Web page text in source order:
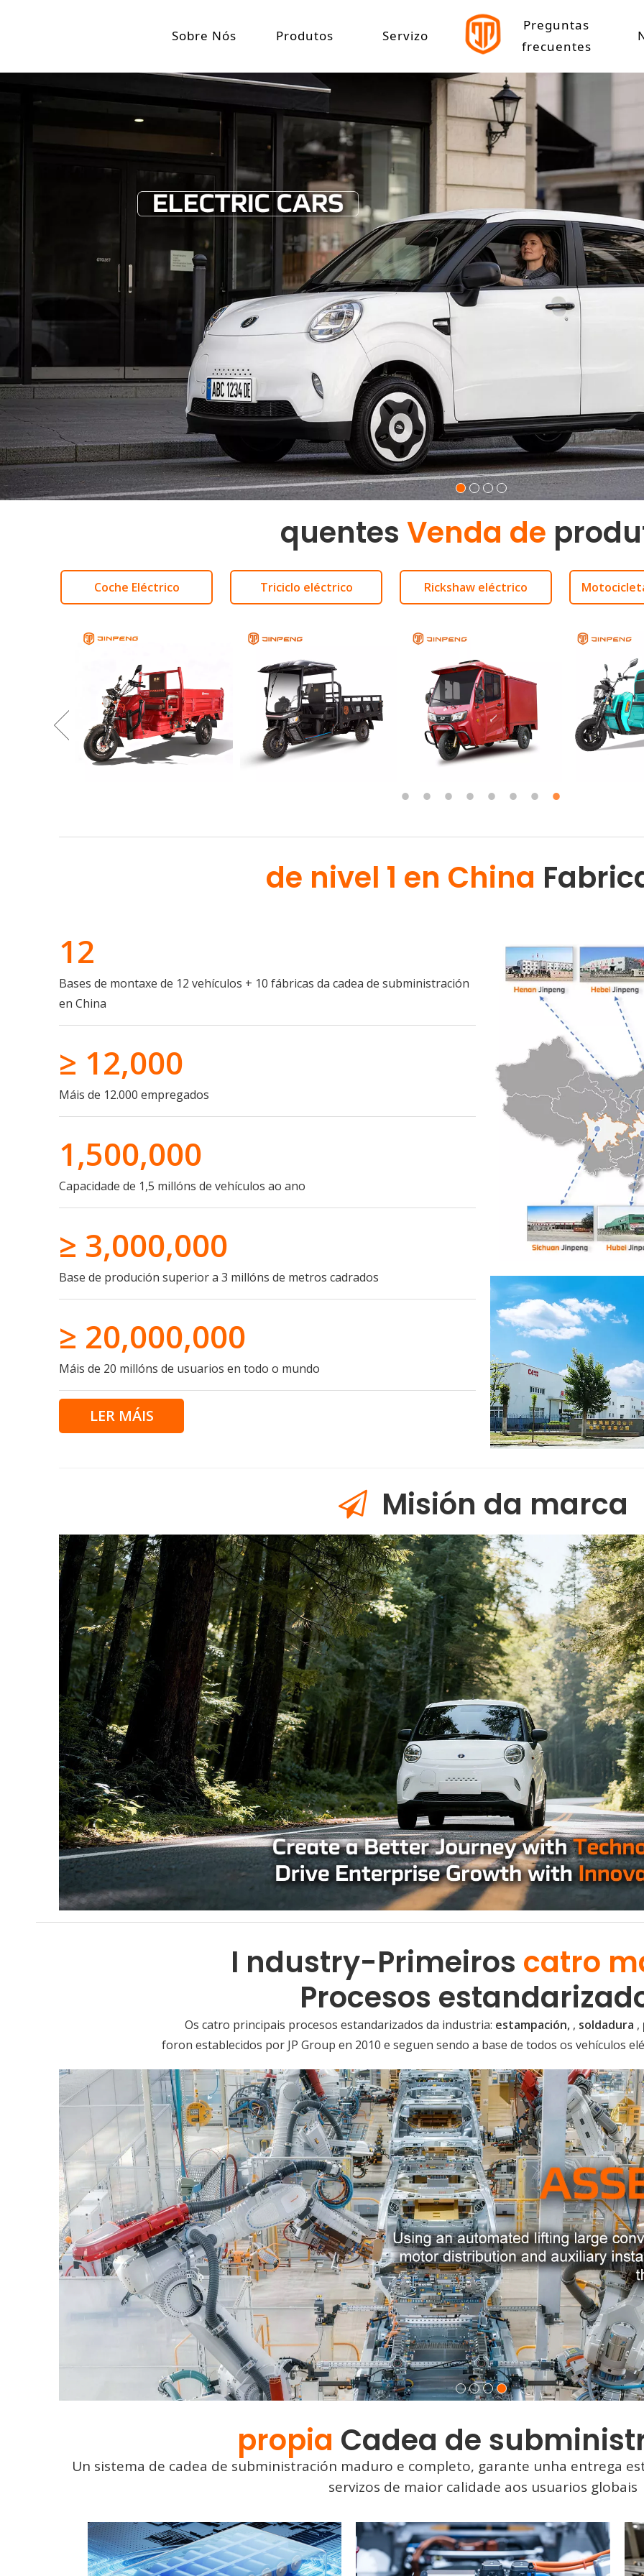
Sobre Nós
Perfil da empresa
Fito de Jinpeng
Produtos
Coche Eléctrico
Coche eléctrico de alta velocidade
Coche eléctrico de baixa velocidade
Triciclo eléctrico
Triciclo eléctrico de carga
Triciclo eléctrico de ocio
Triciclo eléctrico de pasaxeiros
Rickshaw eléctrico
Motocicletas Eléctricas
Coche eléctrico CEE
Motocicleta eléctrica CEE
Triciclo eléctrico CEE
Servizo
Centro de descargas
Preguntas
frecuentes
información
quentes Venda de
Coche Eléctrico Triciclo eléctrico Rickshaw eléctrico
de nivel 1 en China
12
Bases de montaxe de 12 vehículos + 10 fábricas da cadea de subministración
en China
≥ 12,000
Máis de 12.000 empregados
1,500,000
Capacidade de 1,5 millóns de vehículos ao ano
≥ 3,000,000
Base de produción superior a 3 millóns de metros cadrados
≥ 20,000,000
Máis de 20 millóns de usuarios en todo o mundo
LER MÁIS
Misión da marca
I ndustry-Primeiros catro
Procesos
Os catro principais procesos estandarizados da industria: estampación, , soldadura ,
foron establecidos por JP Group en 2010 e seguen sendo a base de todos os vehículos
LER MÁIS
propia Cadea de
Un sistema de cadea de subministración maduro e completo, garante unha entrega
servizos de maior calidade aos usuarios globais